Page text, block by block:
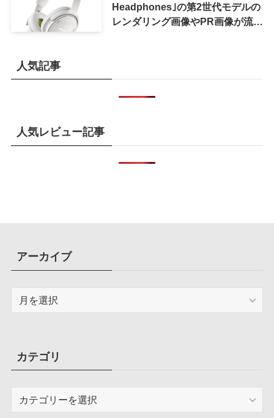
Headphones｣の第2世代モデルの
レンダリング画像やPR画像が流出
人気記事
人気レビュー記事
アーカイブ
ブカテゴリ